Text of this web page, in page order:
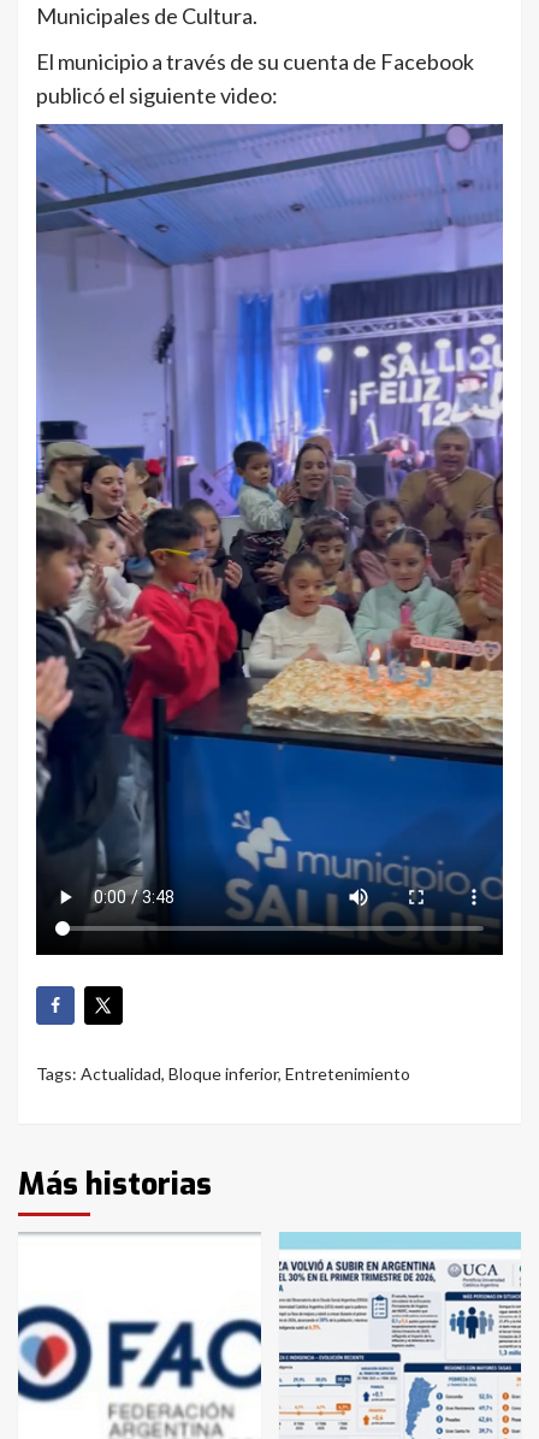
Municipales de Cultura.
El municipio a través de su cuenta de Facebook
publicó el siguiente video:
Tags: Actualidad, Bloque inferior, Entretenimiento
Más historias